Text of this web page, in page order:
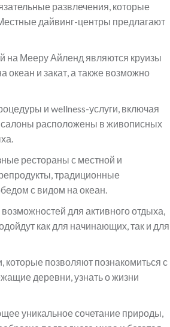
развлечения, которые
дайвинг-центры предлагают
на Мееру Айленд являются круизы
океан и закат, а также возможно
и wellness-услуги, включая
расположены в живописных
рестораны с местной и
традиционные
с видом на океан.
для активного отдыха,
как для начинающих, так и для
которые позволяют познакомиться с
деревни, узнать о жизни
уникальное сочетание природы,